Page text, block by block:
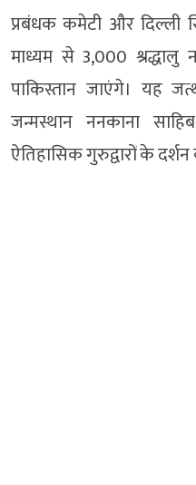
प्रबंधक कमेटी और दिल्ली
माध्यम से 3,000 श्रद्धालु
पाकिस्तान जाएंगे। यह
जन्मस्थान ननकाना
ऐतिहासिक गुरुद्वारों के